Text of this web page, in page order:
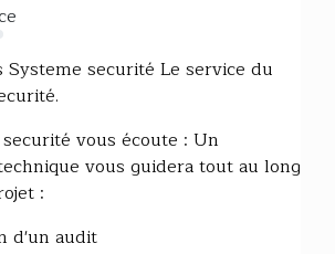
Systeme securité Le service du
vous écoute : Un
vous guidera tout au long
:
d'un audit